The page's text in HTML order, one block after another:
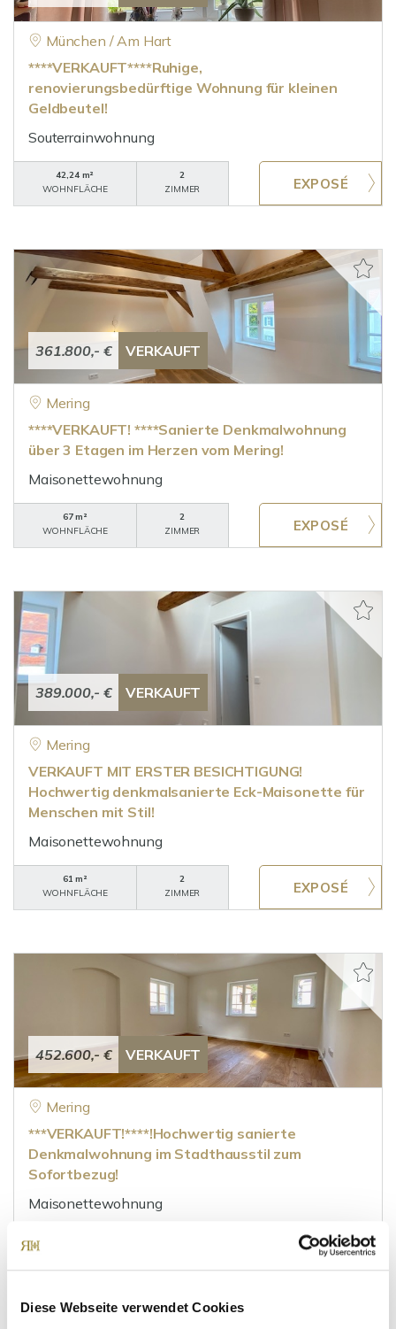
Diese Webseite verwendet Cookies
München / Am Hart
****VERKAUFT****Ruhige,
renovierungsbedürftige Wohnung für kleinen
Geldbeutel!
Souterrainwohnung
42,24 m²
WOHNFLÄCHE
2
ZIMMER
361.800,- € VERKAUFT
Mering
****VERKAUFT! ****Sanierte Denkmalwohnung
über 3 Etagen im Herzen vom Mering!
Maisonettewohnung
67 m²
WOHNFLÄCHE
2
ZIMMER
389.000,- € VERKAUFT
Mering
VERKAUFT MIT ERSTER BESICHTIGUNG!
Hochwertig denkmalsanierte Eck-Maisonette für
Menschen mit Stil!
Maisonettewohnung
61 m²
WOHNFLÄCHE
2
ZIMMER
452.600,- € VERKAUFT
Mering
***VERKAUFT!****!Hochwertig sanierte
Denkmalwohnung im Stadthausstil zum
Sofortbezug!
Maisonettewohnung